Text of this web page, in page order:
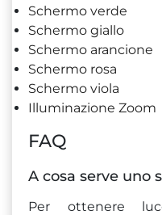
Schermo verde
Schermo giallo
Schermo arancione
Schermo rosa
Schermo viola
Illuminazione Zoom
FAQ
A cosa serve uno
Per ottenere